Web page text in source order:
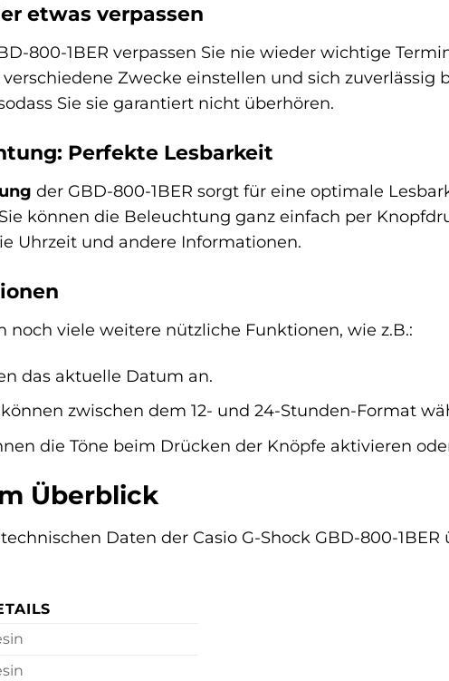
etwas verpassen
800-1BER verpassen Sie nie wieder wichtige
Zwecke einstellen und sich zuverlässig
Sie sie garantiert nicht überhören.
Perfekte Lesbarkeit
der GBD-800-1BER sorgt für eine optimale
können die Beleuchtung ganz einfach per
Uhrzeit und andere Informationen.
noch viele weitere nützliche Funktionen, wie z.B.:
das aktuelle Datum an.
können zwischen dem 12- und 24-Stunden-Format
die Töne beim Drücken der Knöpfe aktivieren
Überblick
Daten der Casio G-Shock GBD-800-1BER